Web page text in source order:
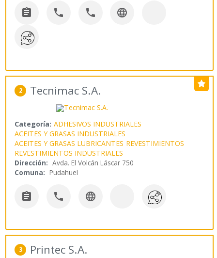
   
2 Tecnimac S.A.
Categoría: ADHESIVOS INDUSTRIALES
ACEITES Y GRASAS INDUSTRIALES
ACEITES Y GRASAS LUBRICANTES REVESTIMIENTOS
REVESTIMIENTOS INDUSTRIALES
Dirección: Avda. El Volcán Láscar 750
Comuna: Pudahuel
  
3 Printec S.A.